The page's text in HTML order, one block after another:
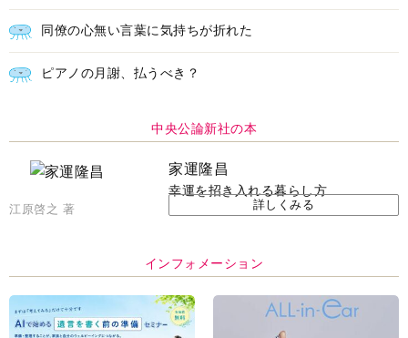
同僚の心無い言葉に気持ちが折れた
ピアノの月謝、払うべき？
中央公論新社の本
家運隆昌
幸運を招き入れる暮らし方
江原啓之 著 詳しくみる
インフォメーション